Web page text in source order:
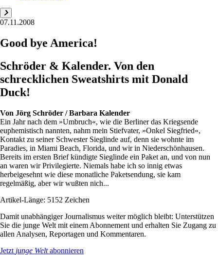
07.11.2008
Good bye America!
Schröder & Kalender. Von den
schrecklichen Sweatshirts mit Donald
Duck!
Von Jörg Schröder / Barbara Kalender
Ein Jahr nach dem »Umbruch«, wie die Berliner das Kriegsende
euphemistisch nannten, nahm mein Stiefvater, »Onkel Siegfried«,
Kontakt zu seiner Schwester Sieglinde auf, denn sie wohnte im
Paradies, in Miami Beach, Florida, und wir in Niederschönhausen.
Bereits im ersten Brief kündigte Sieglinde ein Paket an, und von nun
an waren wir Privilegierte. Niemals habe ich so innig etwas
herbeigesehnt wie diese monatliche Paketsendung, sie kam
regelmäßig, aber wir wußten nich...
Artikel-Länge: 5152 Zeichen
Damit unabhängiger Journalismus weiter möglich bleibt: Unterstützen
Sie die junge Welt mit einem Abonnement und erhalten Sie Zugang zu
allen Analysen, Reportagen und Kommentaren.
Jetzt junge Weltabonnieren